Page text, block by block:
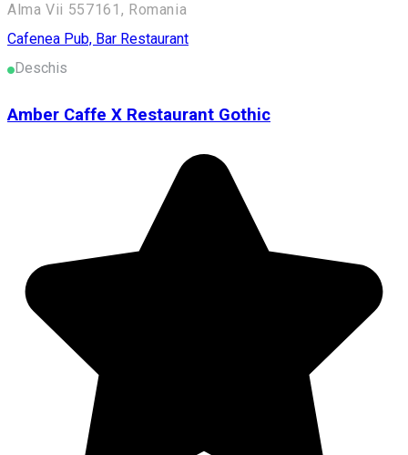
Alma Vii 557161, Romania
Cafenea Pub, Bar Restaurant
Deschis
Amber Caffe X Restaurant Gothic